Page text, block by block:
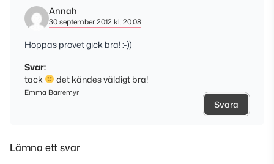
Annah
30 september 2012 kl. 20:08
Hoppas provet gick bra! :-))
Svar:
tack
det kändes väldigt bra!
Emma Barremyr
Svara
Lämna ett svar